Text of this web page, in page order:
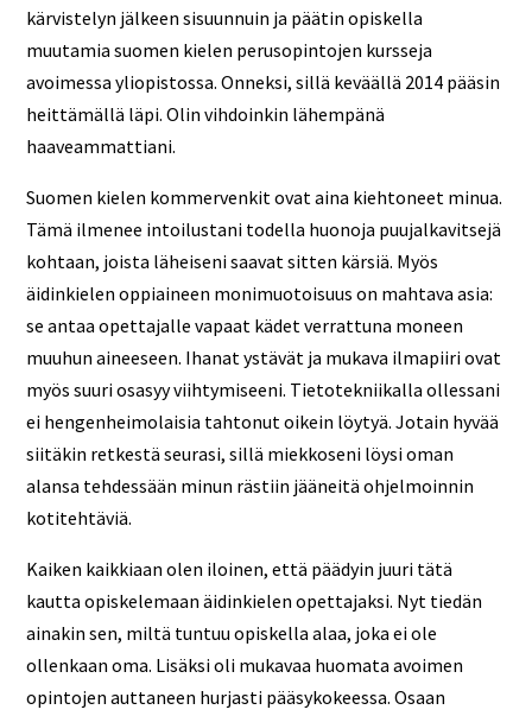
kärvistelyn jälkeen sisuunnuin ja päätin opiskella
muutamia suomen kielen perusopintojen kursseja
avoimessa yliopistossa. Onneksi, sillä keväällä 2014 pääsin
heittämällä läpi. Olin vihdoinkin lähempänä
haaveammattiani.
Suomen kielen kommervenkit ovat aina kiehtoneet minua.
Tämä ilmenee intoilustani todella huonoja puujalkavitsejä
kohtaan, joista läheiseni saavat sitten kärsiä. Myös
äidinkielen oppiaineen monimuotoisuus on mahtava asia:
se antaa opettajalle vapaat kädet verrattuna moneen
muuhun aineeseen. Ihanat ystävät ja mukava ilmapiiri ovat
myös suuri osasyy viihtymiseeni. Tietotekniikalla ollessani
ei hengenheimolaisia tahtonut oikein löytyä. Jotain hyvää
siitäkin retkestä seurasi, sillä miekkoseni löysi oman
alansa tehdessään minun rästiin jääneitä ohjelmoinnin
kotitehtäviä.
Kaiken kaikkiaan olen iloinen, että päädyin juuri tätä
kautta opiskelemaan äidinkielen opettajaksi. Nyt tiedän
ainakin sen, miltä tuntuu opiskella alaa, joka ei ole
ollenkaan oma. Lisäksi oli mukavaa huomata avoimen
opintojen auttaneen hurjasti pääsykokeessa. Osaan